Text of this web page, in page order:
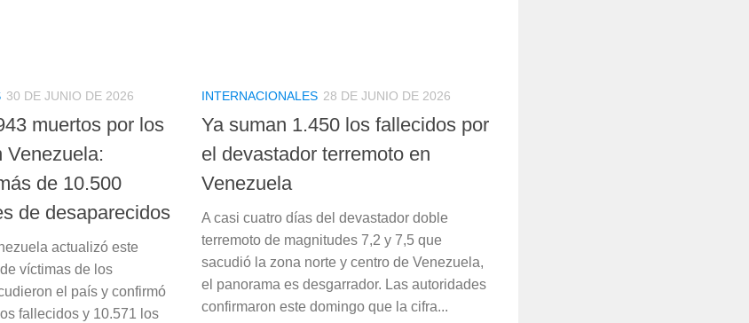
30 DE JUNIO DE 2026
muertos por los
Venezuela:
de 10.500
de desaparecidos
actualizó este
víctimas de los
el país y confirmó
fallecidos y 10.571 los
INTERNACIONALES 28 DE JUNIO DE 2026
Ya suman 1.450 los fallecidos por
el devastador terremoto en
Venezuela
A casi cuatro días del devastador doble
terremoto de magnitudes 7,2 y 7,5 que
sacudió la zona norte y centro de Venezuela,
el panorama es desgarrador. Las autoridades
confirmaron este domingo que la cifra...